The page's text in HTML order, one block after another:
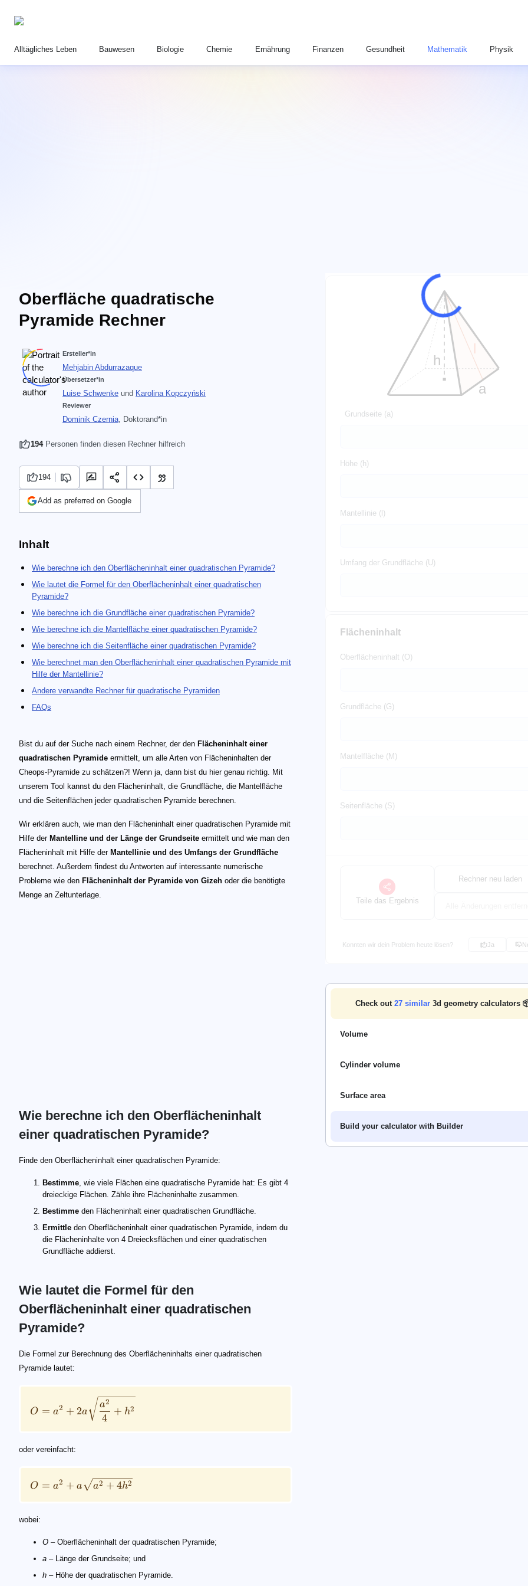
Alltägliches Leben Bauwesen Biologie Chemie Ernährung Finanzen Gesundheit Mathematik Physik
Oberfläche quadratische
Pyramide Rechner
Grundseite (a)
Höhe (h)
Mantellinie (l)
Umfang der Grundfläche (U)
Flächeninhalt
Oberflächeninhalt (O)
Grundfläche (G)
Mantelfläche (M)
Seitenfläche (S)
Teile das Ergebnis
Rechner neu laden
Konnten wir dein Problem heute lösen? Ja
Check out 27similar 3d geometry calculators
Volume
Cylinder volume
Surface area
Build your calculator with Builder
Ersteller*in
Mehjabin Abdurrazaque
Übersetzer*in
Luise Schwenke und Karolina Kopczyński
Reviewer
Dominik Czernia, Doktorand*in
194Personen finden diesen Rechner hilfreich
194
Add as preferred on Google
Inhalt
Wie berechne ich den Oberflächeninhalt einer quadratischen Pyramide?
Wie lautet die Formel für den Oberflächeninhalt einer quadratischen
Pyramide?
Wie berechne ich die Grundfläche einer quadratischen Pyramide?
Wie berechne ich die Mantelfläche einer quadratischen Pyramide?
Wie berechne ich die Seitenfläche einer quadratischen Pyramide?
Wie berechnet man den Oberflächeninhalt einer quadratischen Pyramide mit
Hilfe der Mantellinie?
Andere verwandte Rechner für quadratische Pyramiden
FAQs
Bist du auf der Suche nach einem Rechner, der den Flächeninhalt einer
quadratischen Pyramide ermittelt, um alle Arten von Flächeninhalten der
Cheops-Pyramide zu schätzen?! Wenn ja, dann bist du hier genau richtig. Mit
unserem Tool kannst du den Flächeninhalt, die Grundfläche, die Mantelfläche
und die Seitenflächen jeder quadratischen Pyramide berechnen.
Wir erklären auch, wie man den Flächeninhalt einer quadratischen Pyramide mit
Hilfe der Mantelline und der Länge der Grundseite ermittelt und wie man den
Flächeninhalt mit Hilfe der Mantellinie und des Umfangs der Grundfläche
berechnet. Außerdem findest du Antworten auf interessante numerische
Probleme wie den Flächeninhalt der Pyramide von Gizeh oder die benötigte
Menge an Zeltunterlage.
Wie berechne ich den Oberflächeninhalt
einer quadratischen Pyramide?
Finde den Oberflächeninhalt einer quadratischen Pyramide:
Bestimme, wie viele Flächen eine quadratische Pyramide hat: Es gibt 4
dreieckige Flächen. Zähle ihre Flächeninhalte zusammen.
Bestimme den Flächeninhalt einer quadratischen Grundfläche.
Ermittle den Oberflächeninhalt einer quadratischen Pyramide, indem du
die Flächeninhalte von 4 Dreiecksflächen und einer quadratischen
Grundfläche addierst.
Wie lautet die Formel für den
Oberflächeninhalt einer quadratischen
Pyramide?
Die Formel zur Berechnung des Oberflächeninhalts einer quadratischen
Pyramide lautet:
O = a^2 + 2a\sqrt{\frac{a^2}{4}+h^2}
O = a2 + 2a
4
a2
+ h2
oder vereinfacht:
O = a^2 + a\sqrt{{a^2}+4h^2}
O = a2 + a a2 + 4h2
wobei:
O – Oberflächeninhalt der quadratischen Pyramide;
a – Länge der Grundseite; und
h – Höhe der quadratischen Pyramide.